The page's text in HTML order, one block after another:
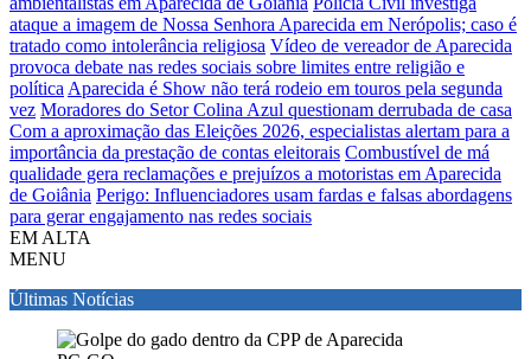
ataque a imagem de Nossa Senhora Aparecida em Nerópolis; caso é
tratado como intolerância religiosa Vídeo de vereador de Aparecida
provoca debate nas redes sociais sobre limites entre religião e
política Aparecida é Show não terá rodeio em touros pela segunda
vez Moradores do Setor Colina Azul questionam derrubada de casa
Com a aproximação das Eleições 2026, especialistas alertam para a
importância da prestação de contas eleitorais Combustível de má
qualidade gera reclamações e prejuízos a motoristas em Aparecida
de Goiânia Perigo: Influenciadores usam fardas e falsas abordagens
para gerar engajamento nas redes sociais
EM ALTA
MENU
Últimas Notícias